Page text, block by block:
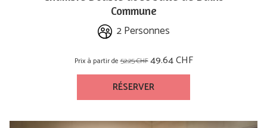
Commune
2 Personnes
Prix à partir de52.25 CHF49.64 CHF
RÉSERVER